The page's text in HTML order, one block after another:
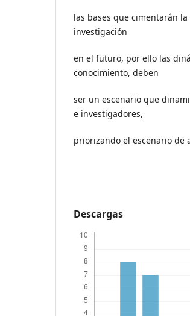
las bases que cimentarán
investigación
en el futuro, por ello las
conocimiento, deben
ser un escenario que
e investigadores,
priorizando el escenario de
Descargas